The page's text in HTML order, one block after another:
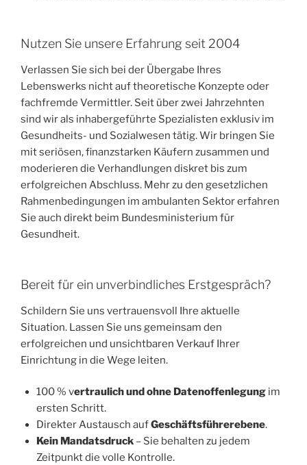
Nutzen Sie unsere Erfahrung seit 2004
Verlassen Sie sich bei der Übergabe Ihres
Lebenswerks nicht auf theoretische Konzepte oder
fachfremde Vermittler. Seit über zwei Jahrzehnten
sind wir als inhabergeführte Spezialisten exklusiv im
Gesundheits- und Sozialwesen tätig. Wir bringen Sie
mit seriösen, finanzstarken Käufern zusammen und
moderieren die Verhandlungen diskret bis zum
erfolgreichen Abschluss. Mehr zu den gesetzlichen
Rahmenbedingungen im ambulanten Sektor erfahren
Sie auch direkt beim Bundesministerium für
Gesundheit.
Bereit für ein unverbindliches Erstgespräch?
Schildern Sie uns vertrauensvoll Ihre aktuelle
Situation. Lassen Sie uns gemeinsam den
erfolgreichen und unsichtbaren Verkauf Ihrer
Einrichtung in die Wege leiten.
100 % vertraulich und ohne Datenoffenlegungim
ersten Schritt.
Direkter Austausch aufGeschäftsführerebene.
Kein Mandatsdruck– Sie behalten zu jedem
Zeitpunkt die volle Kontrolle.